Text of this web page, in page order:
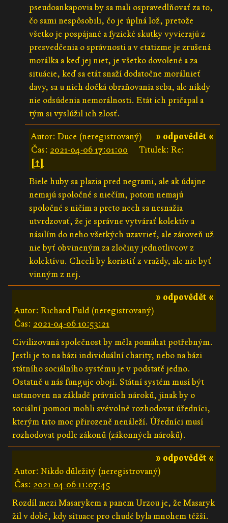
pseudoankapovia by sa mali ospravedlňovať za to,
čo sami nespôsobili, čo je úplná lož, pretože
všetko je pospájané a fyzické skutky vyvierajú z
presvedčenia o správnosti a v etatizme je zrušená
morálka a keď jej niet, je všetko dovolené a za
situácie, keď sa etát snaží dodatočne morálnieť
davy, sa u nich dočká obraňovania seba, ale nikdy
nie odsúdenia nemorálnosti. Etát ich pričapal a
tým si vyslúžil ich zlosť.
» odpovědět «
Autor: Duce (neregistrovaný)
Čas: 2021-04-06 17:01:00
Titulek: Re:
[↑]
Biele huby sa plazia pred negrami, ale ak údajne
nemajú spoločné s niečím, potom nemajú
spoločné s ničím a preto nech sa nesnažia
utvrdzovať, že je správne vytvárať kolektív a
násilím do neho všetkých uzavrieť, ale zároveň už
nie byť obvineným za zločiny jednotlivcov z
kolektívu. Chceli by koristiť z vraždy, ale nie byť
vinným z nej.
» odpovědět «
Autor: Richard Fuld (neregistrovaný)
Čas: 2021-04-06 10:53:21
Civilizovaná společnost by měla pomáhat potřebným.
Jestli je to na bázi individuální charity, nebo na bázi
státního sociálního systému je v podstatě jedno.
Ostatně u nás funguje obojí. Státní systém musí být
ustanoven na základě právních nároků, jinak by o
sociální pomoci mohli svévolně rozhodovat úředníci,
kterým tato moc přirozeně nenáleží. Úředníci musí
rozhodovat podle zákonů (zákonných nároků).
» odpovědět «
Autor: Nikdo důležitý (neregistrovaný)
Čas: 2021-04-06 11:07:45
Rozdíl mezi Masarykem a panem Urzou je, že Masaryk
žil v době, kdy situace pro chudé byla mnohem těžší.